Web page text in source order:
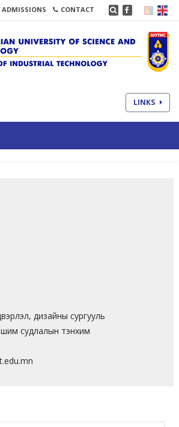
ADMISSIONS CONTACT
LINKS
дизайны сургууль
судлалын тэнхим